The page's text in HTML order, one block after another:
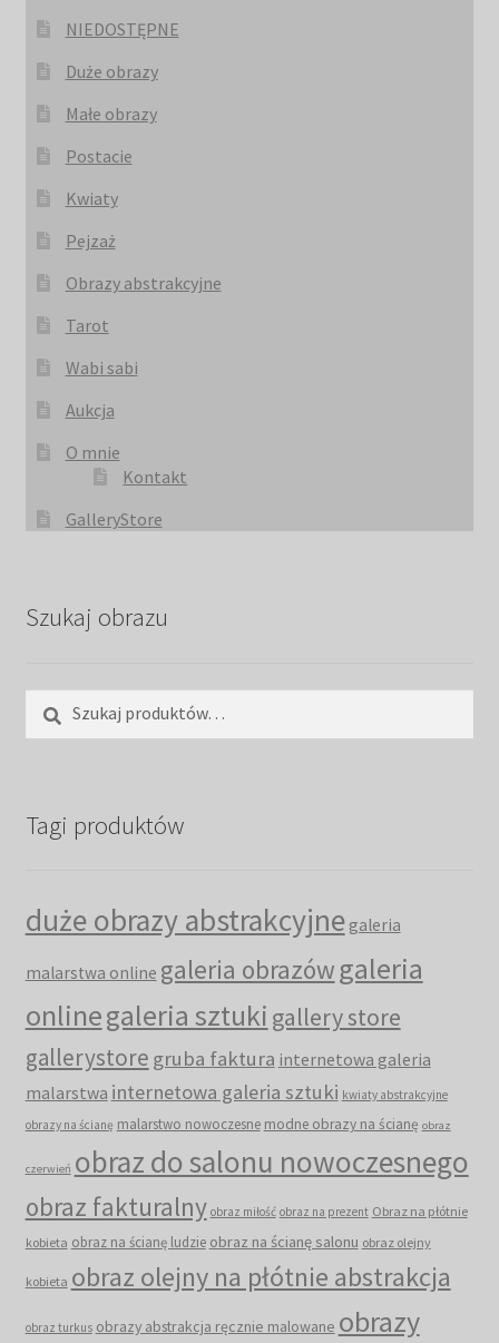
NIEDOSTĘPNE
Duże obrazy
Małe obrazy
Postacie
Kwiaty
Pejzaż
Obrazy abstrakcyjne
Tarot
Wabi sabi
Aukcja
O mnie
Kontakt
GalleryStore
Szukaj obrazu
Tagi produktów
duże obrazy abstrakcyjne galeria
malarstwa online galeria obrazów galeria
onlinegaleria sztuki gallery store
gallerystore gruba faktura internetowa galeria
malarstwa internetowa galeria sztuki kwiaty abstrakcyjne
obrazy na ścianę malarstwo nowoczesne modne obrazy na ścianę obraz
czerwień obraz do salonu nowoczesnego
obraz fakturalny obraz miłość obraz na prezent Obraz na płótnie
kobieta obraz na ścianę ludzie obraz na ścianę salonu obraz olejny
kobieta obraz olejny na płótnie abstrakcja
obraz turkus obrazy abstrakcja ręcznie malowane obrazy